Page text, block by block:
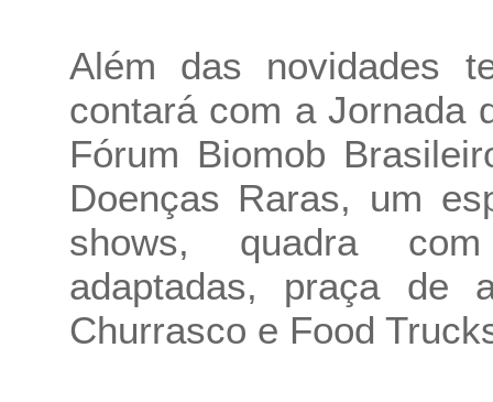
Além das novidades
contará com a Jornada
Fórum Biomob
Doenças Raras, um
shows, quadra com
adaptadas, praça de
Churrasco e Food